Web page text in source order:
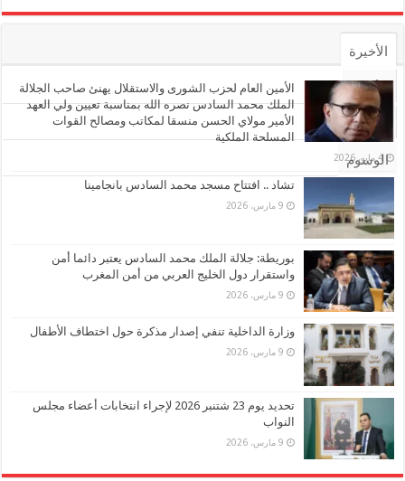
الأخيرة
الأشهر
تعليقات
الوسوم
الأمين العام لحزب الشورى والاستقلال يهنئ صاحب الجلالة
الملك محمد السادس نصره الله بمناسبة تعيين ولي العهد
الأمير مولاي الحسن منسقا لمكاتب ومصالح القوات
المسلحة الملكية
4 مايو، 2026
تشاد .. افتتاح مسجد محمد السادس بانجامينا
9 مارس، 2026
بوريطة: جلالة الملك محمد السادس يعتبر دائما أمن
واستقرار دول الخليج العربي من أمن المغرب
9 مارس، 2026
وزارة الداخلية تنفي إصدار مذكرة حول اختطاف الأطفال
9 مارس، 2026
تحديد يوم 23 شتنبر 2026 لإجراء انتخابات أعضاء مجلس
النواب
9 مارس، 2026